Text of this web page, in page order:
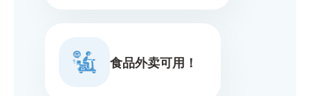
食品外卖可用！